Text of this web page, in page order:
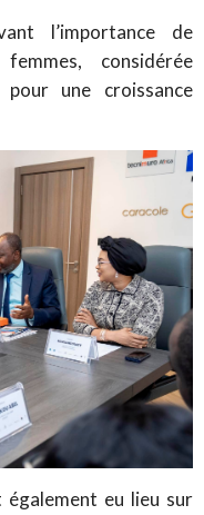
l’importance de
considérée
une croissance
également eu lieu sur